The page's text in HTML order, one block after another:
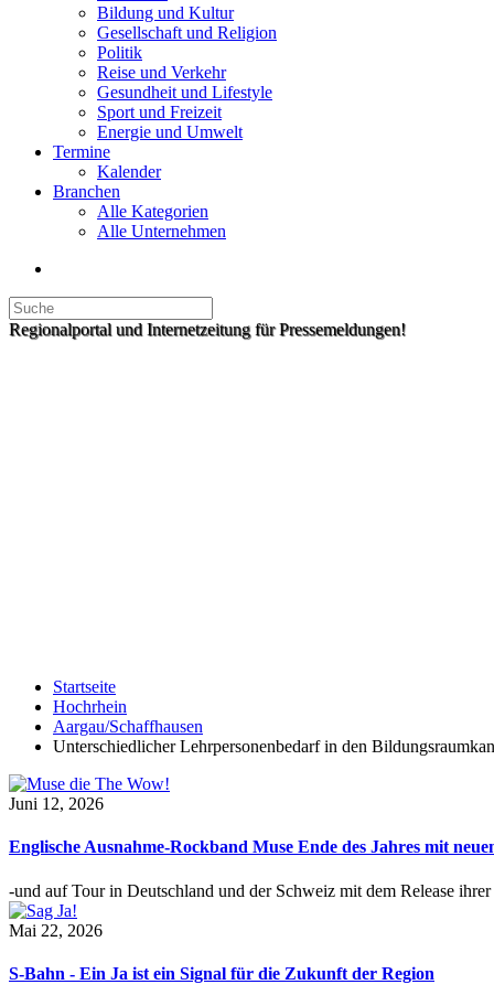
Bildung und Kultur
Gesellschaft und Religion
Politik
Reise und Verkehr
Gesundheit und Lifestyle
Sport und Freizeit
Energie und Umwelt
Termine
Kalender
Branchen
Alle Kategorien
Alle Unternehmen
Regionalportal und Internetzeitung für Pressemeldungen!
Startseite
Hochrhein
Aargau/Schaffhausen
Unterschiedlicher Lehrpersonenbedarf in den
Juni 12, 2026
Englische Ausnahme-Rockband Muse Ende des Jahres mit
-und auf Tour in Deutschland und der Schweiz mit dem Release
Mai 22, 2026
S-Bahn - Ein Ja ist ein Signal für die Zukunft der Region